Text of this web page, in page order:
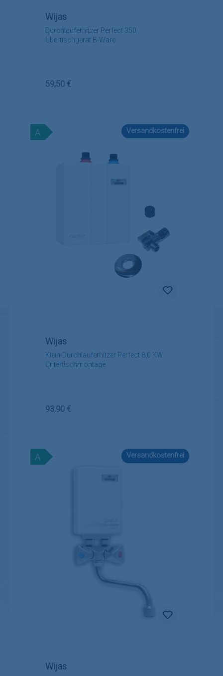
Durchlauferhitzer Perfect 350
Übertischgerät B-Ware
Wijas
Regulärer Preis:
59,50 €
Versandkostenfrei
A
Klein-Durchlauferhitzer Perfect 8,0 KW
Untertischmontage
Wijas
Regulärer Preis:
93,90 €
Versandkostenfrei
A
Wijas